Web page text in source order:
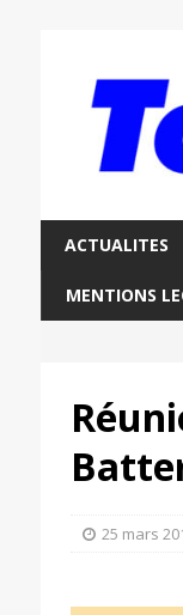
ACTUALITES
MENTIONS
25 mars